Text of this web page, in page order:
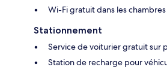
Wi-Fi gratuit dans les chambres
Stationnement
Service de voiturier gratuit sur
Station de recharge pour